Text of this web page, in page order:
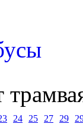
24 25 27 29